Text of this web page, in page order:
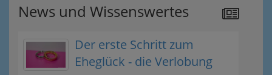
News und Wissenswertes
Der erste Schritt zum
Eheglück - die Verlobung